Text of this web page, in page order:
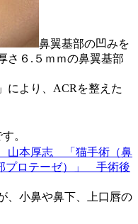
鼻翼基部の凹みを
さ６.５ｍｍの鼻翼基部
により、ACRを整えた
。
、小鼻や鼻下、上口唇の